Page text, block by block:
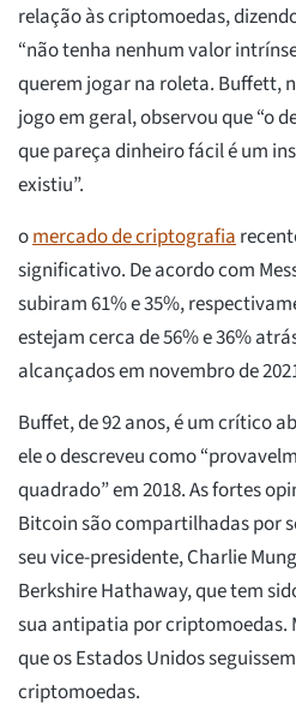
relação às criptomoedas,
“não tenha nenhum valor
querem jogar na roleta. Buffett,
jogo em geral, observou que “o
que pareça dinheiro fácil é um
existiu”.
omercado de criptografia
significativo. De acordo com
subiram 61% e 35%,
estejam cerca de 56% e 36%
alcançados em novembro de
Buffet, de 92 anos, é um crítico
ele o descreveu como
quadrado” em 2018. As fortes
Bitcoin são compartilhadas por
seu vice-presidente, Charlie
Berkshire Hathaway, que tem
sua antipatia por criptomoedas.
que os Estados Unidos
criptomoedas.